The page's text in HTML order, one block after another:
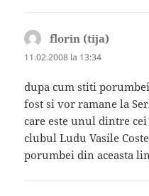
florin (tija)
11.02.2008 la 13:34
dupa cum stiti
fost si vor ramane la
care este unul dintre
clubul Ludu Vasile
porumbei din aceasta